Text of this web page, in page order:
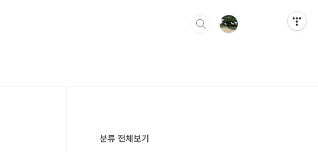
분류 전체보기